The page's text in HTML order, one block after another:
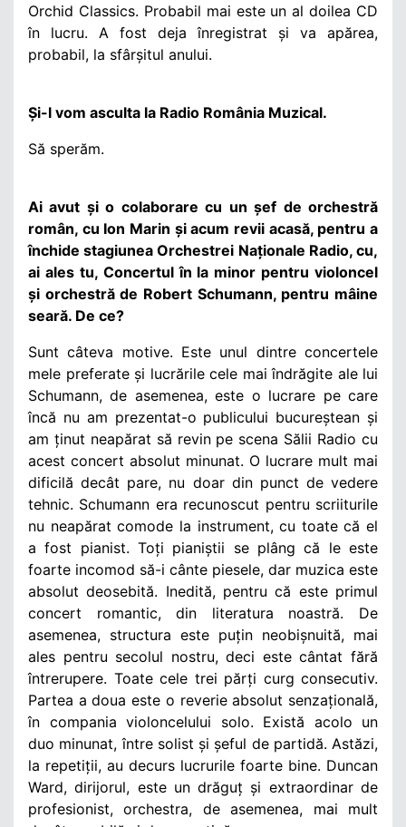
Orchid Classics. Probabil mai este un al doilea CD
în lucru. A fost deja înregistrat și va apărea,
probabil, la sfârșitul anului.
Și-l vom asculta la Radio România Muzical.
Să sperăm.
Ai avut și o colaborare cu un șef de orchestră
român, cu Ion Marin și acum revii acasă, pentru a
închide stagiunea Orchestrei Naționale Radio, cu,
ai ales tu, Concertul în la minor pentru violoncel
și orchestră de Robert Schumann, pentru mâine
seară. De ce?
Sunt câteva motive. Este unul dintre concertele
mele preferate și lucrările cele mai îndrăgite ale lui
Schumann, de asemenea, este o lucrare pe care
încă nu am prezentat-o publicului bucureștean și
am ținut neapărat să revin pe scena Sălii Radio cu
acest concert absolut minunat. O lucrare mult mai
dificilă decât pare, nu doar din punct de vedere
tehnic. Schumann era recunoscut pentru scriiturile
nu neapărat comode la instrument, cu toate că el
a fost pianist. Toți pianiștii se plâng că le este
foarte incomod să-i cânte piesele, dar muzica este
absolut deosebită. Inedită, pentru că este primul
concert romantic, din literatura noastră. De
asemenea, structura este puțin neobișnuită, mai
ales pentru secolul nostru, deci este cântat fără
întrerupere. Toate cele trei părți curg consecutiv.
Partea a doua este o reverie absolut senzațională,
în compania violoncelului solo. Există acolo un
duo minunat, între solist și șeful de partidă. Astăzi,
la repetiții, au decurs lucrurile foarte bine. Duncan
Ward, dirijorul, este un drăguț și extraordinar de
profesionist, orchestra, de asemenea, mai mult